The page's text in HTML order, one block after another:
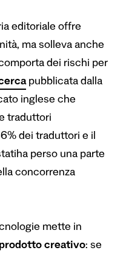
editoriale offre
ma solleva anche
dei rischi per
pubblicata dalla
inglese che
traduttori
dei traduttori e il
perso una parte
concorrenza
mette in
creativo: se